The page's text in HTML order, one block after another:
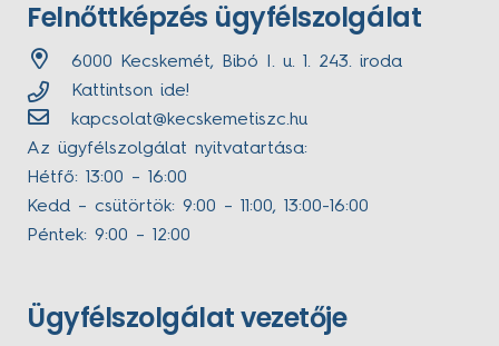
Felnőttképzés ügyfélszolgálat
6000 Kecskemét, Bibó I. u. 1. 243. iroda
Kattintson ide!
kapcsolat@kecskemetiszc.hu
Az ügyfélszolgálat nyitvatartása:
Hétfő: 13:00 – 16:00
Kedd – csütörtök: 9:00 – 11:00, 13:00-16:00
Péntek: 9:00 – 12:00
Ügyfélszolgálat vezetője